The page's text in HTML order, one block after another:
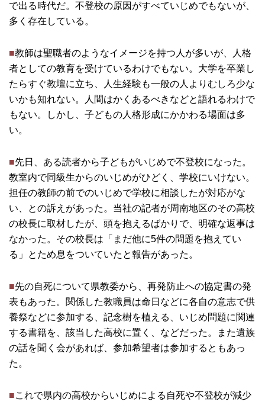
で出る時代だ。不登校の原因がすべていじめでもないが、
多く存在している。
■教師は聖職者のようなイメージを持つ人が多いが、人格
者としての教育を受けているわけでもない。大学を卒業し
たらすぐ教壇に立ち、人生経験も一般の人よりむしろ少な
いかも知れない。人間はかくあるべきなどと語れるわけで
もない。しかし、子どもの人格形成にかかわる場面は多
い。
■先日、ある読者から子どもがいじめで不登校になった。
教室内で同級生からのいじめがひどく、学校にいけない。
担任の教師の前でのいじめで学校に相談したが対応がな
い、との訴えがあった。当社の記者が周南地区のその高校
の校長に取材したが、頭を抱えるばかりで、明確な返事は
なかった。その校長は「まだ他に5件の問題を抱えてい
る」とため息をついていたと報告があった。
■先の自死について県教委から、再発防止への協定書の発
表もあった。関係した教職員は命日などに各自の意志で供
養祭などに参加する、記念樹を植える、いじめ問題に関連
する書籍を、該当した高校に置く、などだった。また遺族
の話を聞く会があれば、参加希望者は参加するともあっ
た。
■これで県内の高校からいじめによる自死や不登校が減少